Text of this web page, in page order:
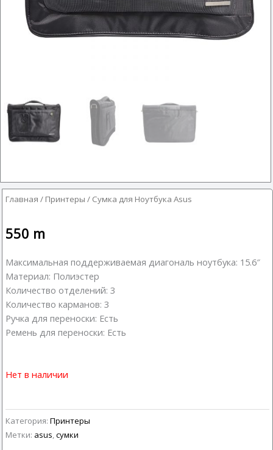
Главная / Принтеры / Сумка для Ноутбука Asus
550 m
Максимальная поддерживаемая диагональ ноутбука: 15.6″
Материал: Полиэстер
Количество отделений: 3
Количество карманов: 3
Ручка для переноски: Есть
Ремень для переноски: Есть
Нет в наличии
Категория: Принтеры
Метки: asus,сумки